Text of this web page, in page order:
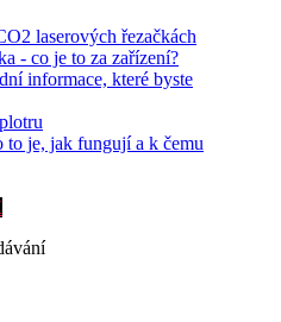
laserových řezačkách
- co je to za zařízení?
informace, které byste
to je, jak fungují a k čemu